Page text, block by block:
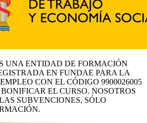
UNA ENTIDAD DE FORMACIÓN
EN FUNDAE PARA LA
CON EL CÓDIGO 9900026005
EL CURSO. NOSOTROS
SUBVENCIONES, SÓLO